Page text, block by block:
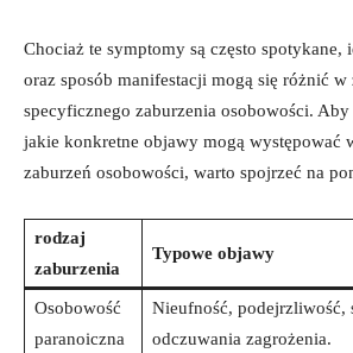
Chociaż te symptomy są ⁢często spotykane,
oraz sposób manifestacji mogą się różnić w
⁣specyficznego zaburzenia⁢ osobowości.
jakie konkretne objawy mogą występować
zaburzeń osobowości, warto spojrzeć na
rodzaj ​
zaburzenia
Typowe objawy
Osobowość
paranoiczna
Nieufność, podejrzliwość,
odczuwania zagrożenia.